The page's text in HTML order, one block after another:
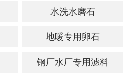
水洗水磨石
地暖专用卵石
钢厂水厂专用滤料